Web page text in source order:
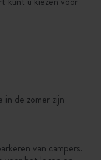
in de zomer zijn
van campers.